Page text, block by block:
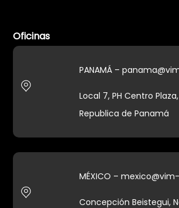
Oficinas
PANAMÁ –
Local 7, PH Centro
Republica de Panamá
MÉXICO –
Concepción Beistegui,